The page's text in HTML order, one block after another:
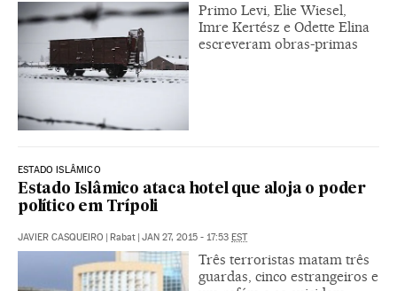
Primo Levi, Elie Wiesel,
Imre Kertész e Odette Elina
escreveram obras-primas
ESTADO ISLÂMICO
Estado Islâmico ataca hotel que aloja o poder
político em Trípoli
JAVIER CASQUEIRO | Rabat | JAN 27, 2015 - 17:53 EST
Três terroristas matam três
guardas, cinco estrangeiros e